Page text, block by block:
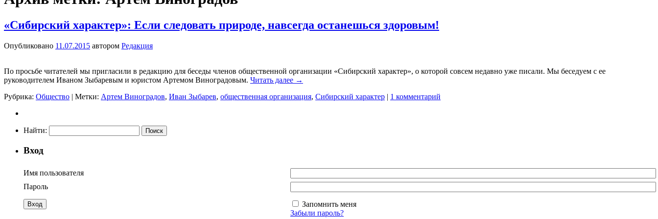
«Сибирский характер»: Если следовать природе, навсегда останешься здоровым!
Опубликовано 11.07.2015 автором Редакция
По просьбе читателей мы пригласили в редакцию для беседы членов общественной организации «Сибирский характер», о которой совсем недавно уже писали. Мы беседуем с ее
руководителем Иваном Зыбаревым и юристом Артемом Виноградовым. Читать далее →
Рубрика: Общество | Метки: Артем Виноградов, Иван Зыбарев, общественная организация, Сибирский характер | 1 комментарий
Найти:
Вход
Имя пользователя
Пароль
Запомнить меня
Забыли пароль?